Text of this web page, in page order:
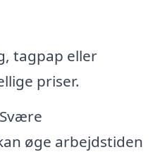
tagpap eller
priser.
øge arbejdstiden